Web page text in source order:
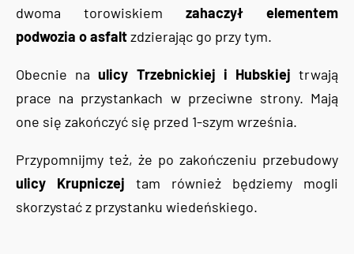
dwoma torowiskiem zahaczył elementem
podwozia o asfaltzdzierając go przy tym.
Obecnie naulicy Trzebnickiej i Hubskiej trwają
prace na przystankach w przeciwne strony. Mają
one się zakończyć się przed 1-szym września.
Przypomnijmy też, że po zakończeniu przebudowy
ulicy Krupniczej tam również będziemy mogli
skorzystać z przystanku wiedeńskiego.